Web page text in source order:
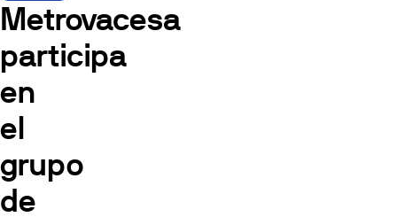
Metrovacesa
participa
en
el
grupo
de